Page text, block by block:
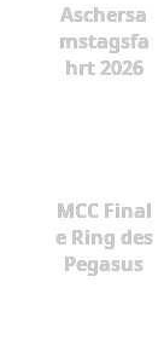
Aschersa
mstagsfa
hrt 2026
MCC Final
e Ring des
Pegasus